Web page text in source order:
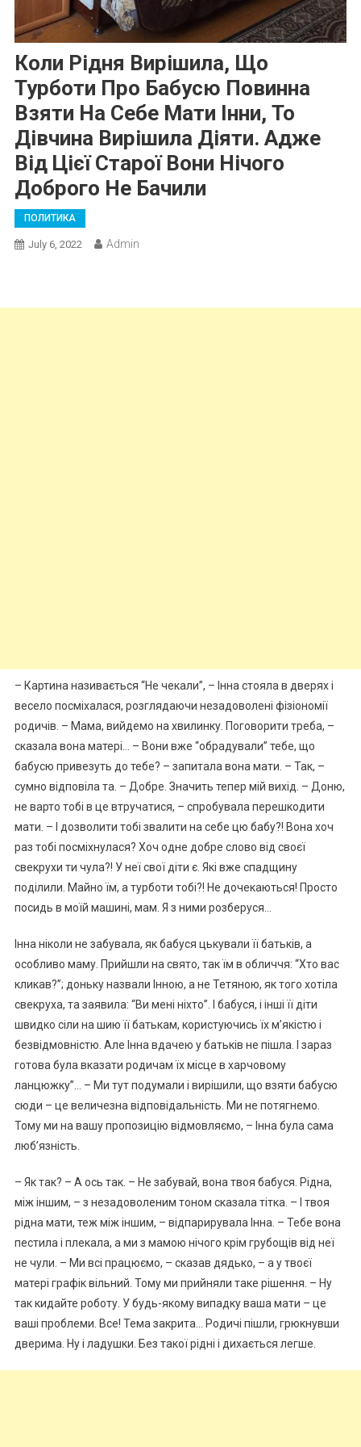
Коли Рідня Вирішила, Що
Турботи Про Бабусю Повинна
Взяти На Себе Мати Інни, То
Дівчина Вирішила Діяти. Адже
Від Цієї Старої Вони Нічого
Доброго Не Бачили
ПОЛИТИКА
July 6, 2022 Admin
– Картина називається “Не чекали”, – Інна стояла в дверях і
весело посміхалася, розглядаючи незадоволені фізіономії
родичів. – Мама, вийдемо на хвилинку. Поговорити треба, –
сказала вона матері… – Вони вже “обрадували” тебе, що
бабусю привезуть до тебе? – запитала вона мати. – Так, –
сумно відповіла та. – Добре. Значить тепер мій вихід. – Доню,
не варто тобі в це втручатися, – спробувала перешкодити
мати. – І дозволити тобі звалити на себе цю бабу?! Вона хоч
раз тобі посміхнулася? Хоч одне добре слово від своєї
свекрухи ти чула?! У неї свої діти є. Які вже спадщину
поділили. Майно їм, а турботи тобі?! Не дочекаються! Просто
посидь в моїй машині, мам. Я з ними розберуся…
Інна ніколи не забувала, як бабуся цькували її батьків, а
особливо маму. Прийшли на свято, так їм в обличчя: “Хто вас
кликав?”; доньку назвали Інною, а не Тетяною, як того хотіла
свекруха, та заявила: “Ви мені ніхто”. І бабуся, і інші її діти
швидко сіли на шию її батькам, користуючись їх м’якістю і
безвідмовністю. Але Інна вдачею у батьків не пішла. І зараз
готова була вказати родичам їх місце в харчовому
ланцюжку”… – Ми тут подумали і вирішили, що взяти бабусю
сюди – це величезна відповідальність. Ми не потягнемо.
Тому ми на вашу пропозицію відмовляємо, – Інна була сама
люб’язність.
– Як так? – А ось так. – Не забувай, вона твоя бабуся. Рідна,
між іншим, – з незадоволеним тоном сказала тітка. – І твоя
рідна мати, теж між іншим, – відпарирувала Інна. – Тебе вона
пестила і плекала, а ми з мамою нічого крім грубощів від неї
не чули. – Ми всі працюємо, – сказав дядько, – а у твоєї
матері графік вільний. Тому ми прийняли таке рішення. – Ну
так кидайте роботу. У будь-якому випадку ваша мати – це
ваші проблеми. Все! Тема закрита… Родичі пішли, грюкнувши
дверима. Ну і ладушки. Без такої рідні і дихається легше.